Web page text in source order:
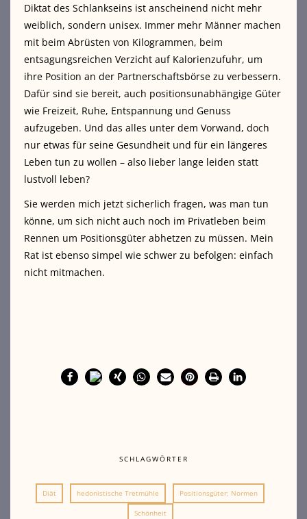
Diktat des Schlankseins ist anscheinend nicht mehr
weiblich, sondern unisex. Immer mehr Männer machen
mit beim Abrüsten von Kilogrammen, beim
entsagungsreichen Verzicht auf Kalorienzufuhr, um
ihre Position an der Partnerschaftsbörse zu verbessern.
Dafür sind sie bereit, auch positionsunabhängige Güter
wie Freizeit, Ruhe, Entspannung und Genuss
aufzugeben. Und das alles unter dem Vorwand, doch
nur etwas für seine Gesundheit und für ein längeres
Leben tun zu wollen – also lieber lange leiden statt
lustvoll leben?
Sie werden mich jetzt sicherlich fragen, was man tun
könne, um sich nicht auch noch im Privatleben beim
Rennen um Positionsgüter abhetzen zu müssen. Mein
Rat ist ebenso simpel wie schwer zu befolgen: einfach
nicht mitmachen.
SCHLAGWÖRTER
Diät hedonistische Tretmühle Positionsgüter; Normen
Schönheit